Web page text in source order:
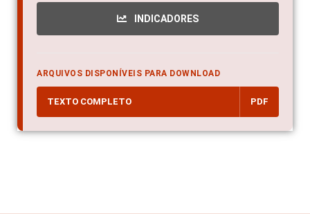
INDICADORES
ARQUIVOS DISPONÍVEIS PARA DOWNLOAD
TEXTO COMPLETO PDF